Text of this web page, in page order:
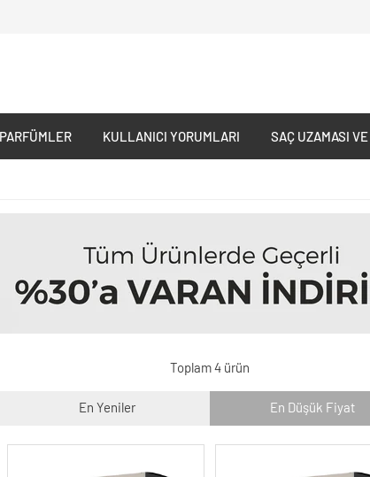
PARFÜMLER KULLANICI YORUMLARI SAÇ UZAMASI VE
Toplam 4 ürün
En Yeniler En Düşük Fiyat